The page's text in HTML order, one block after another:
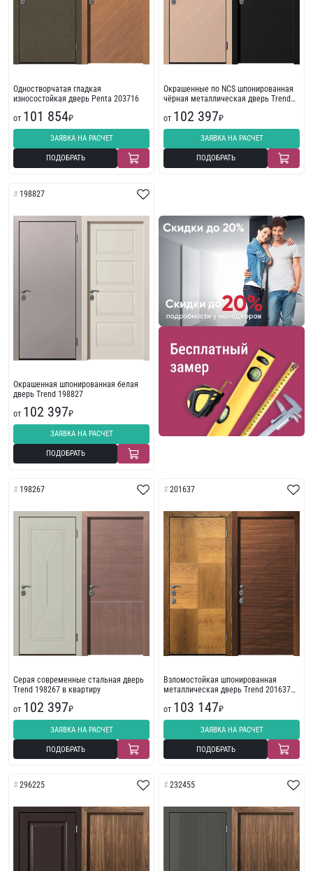
Одностворчатая гладкая
износостойкая дверь Penta 203716
от 101 854₽
ЗАЯВКА НА РАСЧЕТ
ПОДОБРАТЬ
Окрашенные по NCS шпонированная
чёрная металлическая дверь Trend
от 102 397₽
ЗАЯВКА НА РАСЧЕТ
ПОДОБРАТЬ
198827
Окрашенная шпонированная белая
дверь Trend 198827
от 102 397₽
ЗАЯВКА НА РАСЧЕТ
ПОДОБРАТЬ
198267
Серая современные стальная дверь
Trend 198267 в квартиру
от 102 397₽
ЗАЯВКА НА РАСЧЕТ
ПОДОБРАТЬ
201637
Взломостойкая шпонированная
металлическая дверь Trend 201637
от 103 147₽
ЗАЯВКА НА РАСЧЕТ
ПОДОБРАТЬ
296225 232455